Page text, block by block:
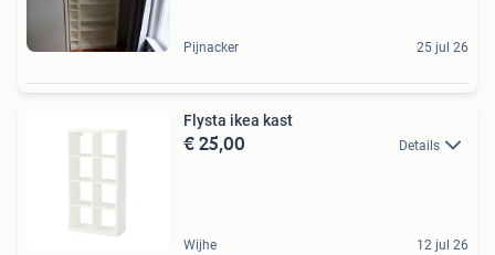
Pijnacker 25 jul 26
Flysta ikea kast
€ 25,00 Details
Wijhe 12 jul 26